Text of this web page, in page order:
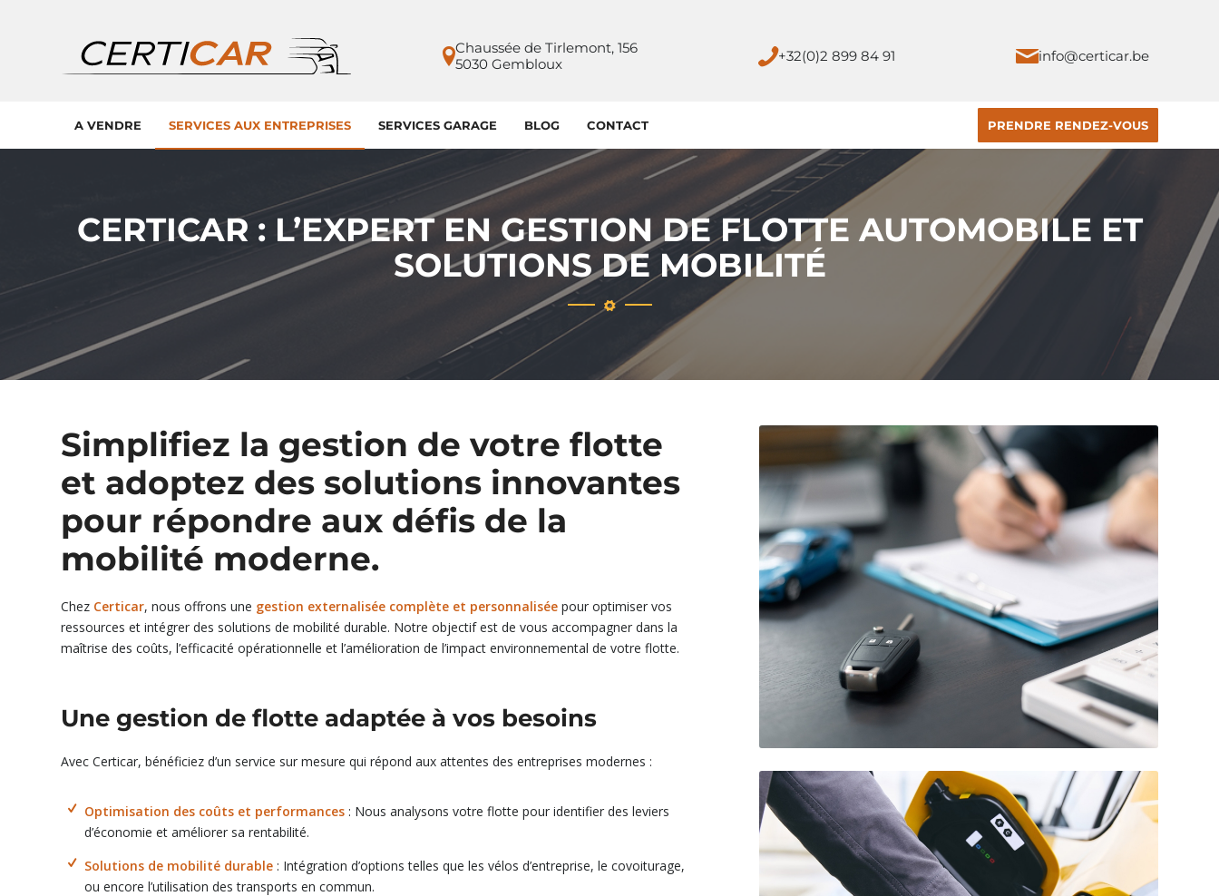
A VENDRE SERVICES AUX ENTREPRISES SERVICES GARAGE BLOG CONTACT PRENDRE RENDEZ-VOUS
Chaussée de Tirlemont, 156
5030 Gembloux
+32(0)2 899 84 91 info@certicar.be
CERTICAR : L’EXPERT EN GESTION DE FLOTTE AUTOMOBILE ET
SOLUTIONS DE MOBILITÉ
Simplifiez la gestion de votre flotte
et adoptez des solutions innovantes
pour répondre aux défis de la
mobilité moderne.
Chez Certicar, nous offrons une gestion externalisée complète et personnalisée pour optimiser vos
ressources et intégrer des solutions de mobilité durable. Notre objectif est de vous accompagner dans la
maîtrise des coûts, l’efficacité opérationnelle et l’amélioration de l’impact environnemental de votre flotte.
Une gestion de flotte adaptée à vos besoins
Avec Certicar, bénéficiez d’un service sur mesure qui répond aux attentes des entreprises modernes :
Optimisation des coûts et performances: Nous analysons votre flotte pour identifier des leviers
d’économie et améliorer sa rentabilité.
Solutions de mobilité durable: Intégration d’options telles que les vélos d’entreprise, le covoiturage,
ou encore l’utilisation des transports en commun.